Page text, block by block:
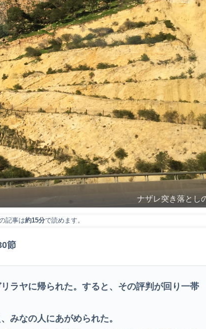
ナザレ突き落とし
記事は約15分で読めます。
節
ラヤに帰られた。すると、その評判が回り一帯
みなの人にあがめられた。